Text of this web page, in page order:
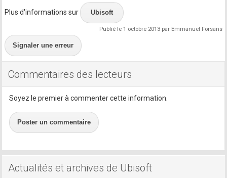
Plus d'informations sur Ubisoft
Publié le 1 octobre 2013 par Emmanuel Forsans
Signaler une erreur
Commentaires des lecteurs
Soyez le premier à commenter cette information.
Poster un commentaire
Actualités et archives de Ubisoft